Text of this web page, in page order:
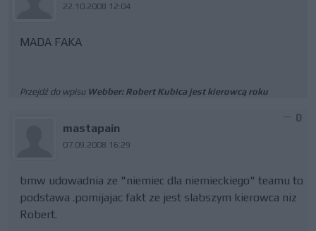
22.10.2008 12:04
MADA FAKA
Przejdź do wpisu Webber: Robert Kubica jest kierowcą roku
mastapain
07.09.2008 16:29
0
bmw udowadnia ze "niemiec dla niemieckiego" teamu to
podstawa .pomijajac fakt ze jest slabszym kierowca niz
Robert.